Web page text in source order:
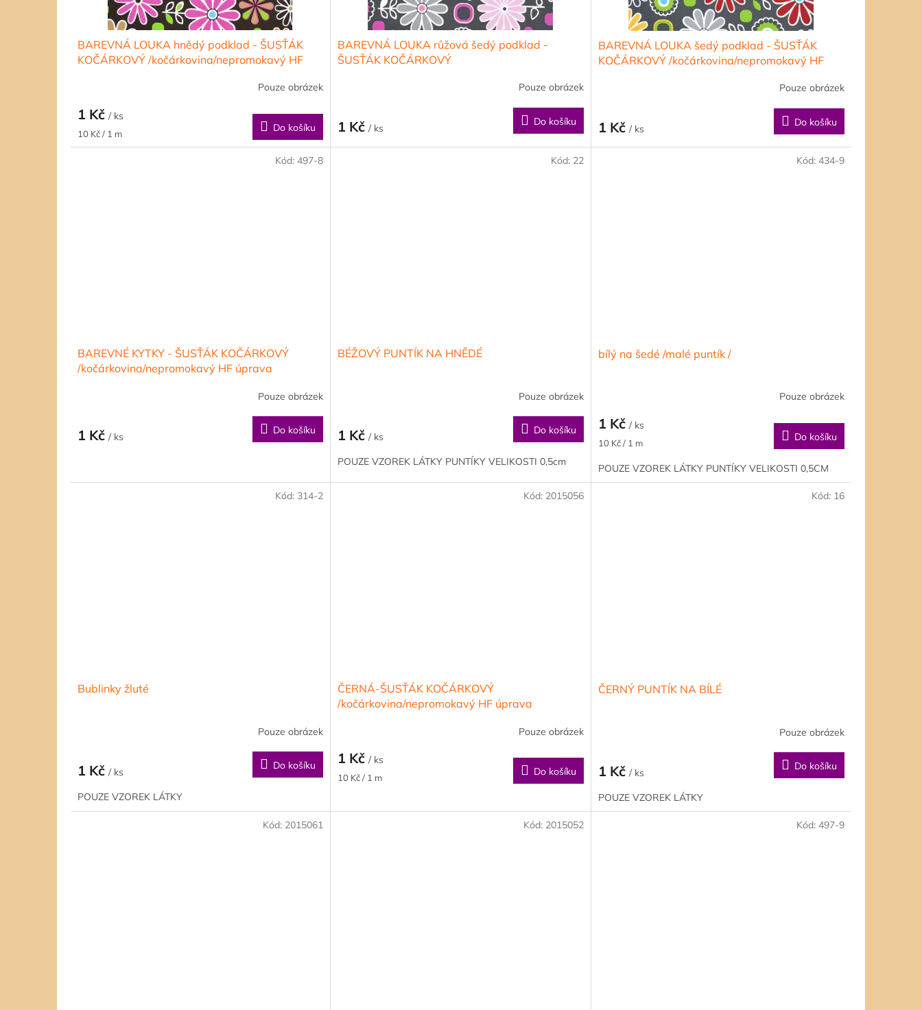
BAREVNÁ LOUKA hnědý podklad - ŠUSŤÁK
KOČÁRKOVÝ /kočárkovina/nepromokavý HF
Pouze obrázek
1 Kč / ks
Měrná
cena:
10 Kč / 1 m Do košíku
BAREVNÁ LOUKA růžová šedý podklad -
ŠUSŤÁK KOČÁRKOVÝ
Pouze obrázek
1 Kč/ ks
Do košíku
BAREVNÁ LOUKA šedý podklad - ŠUSŤÁK
KOČÁRKOVÝ /kočárkovina/nepromokavý HF
Pouze obrázek
1 Kč / ks
Do košíku
BAREVNÉ KYTKY - ŠUSŤÁK KOČÁRKOVÝ
/kočárkovina/nepromokavý HF úprava
Pouze obrázek
1 Kč / ks
Do košíku
Kód:497-8
BÉŽOVÝ PUNTÍK NA HNĚDÉ
Pouze obrázek
1 Kč/ ks
Do košíku
POUZE VZOREK LÁTKY PUNTÍKY VELIKOSTI 0,5cm
Kód: 22
bílý na šedé /malé puntík /
Pouze obrázek
1 Kč / ks
Měrná
10 Kč / 1 m Do košíku
POUZE VZOREK LÁTKY PUNTÍKY VELIKOSTI 0,5CM
Kód: 434-9
Bublinky žluté
Pouze obrázek
1 Kč / ks
Do košíku
POUZE VZOREK LÁTKY
Kód: 314-2
ČERNÁ-ŠUSŤÁK KOČÁRKOVÝ
/kočárkovina/nepromokavý HF úprava
Pouze obrázek
1 Kč/ ks
Měrná
10 Kč / 1 m Do košíku
Kód: 2015056
ČERNÝ PUNTÍK NA BÍLÉ
Pouze obrázek
1 Kč / ks
Do košíku
POUZE VZOREK LÁTKY
Kód: 16
Kód: 2015061 Kód: 2015052 Kód: 497-9